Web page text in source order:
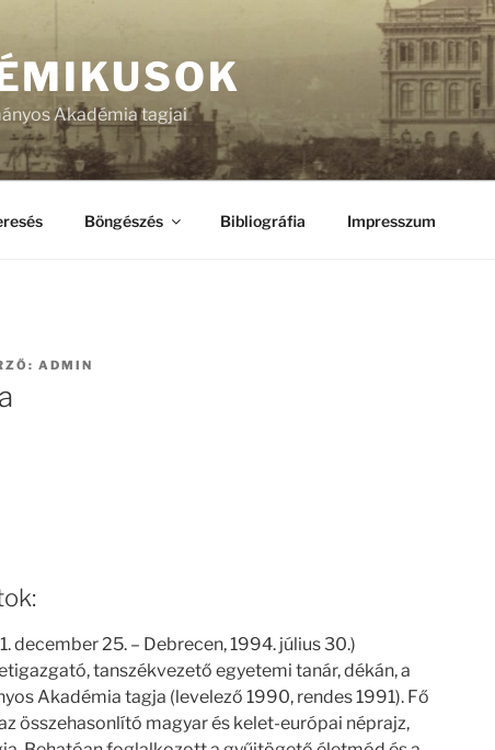
Akadémia tagjai
Böngészés Bibliográfia Impresszum
ADMIN
december 25. – Debrecen, 1994. július 30.)
tanszékvezető egyetemi tanár, dékán, a
Akadémia tagja (levelező 1990, rendes 1991). Fő
összehasonlító magyar és kelet-európai néprajz,